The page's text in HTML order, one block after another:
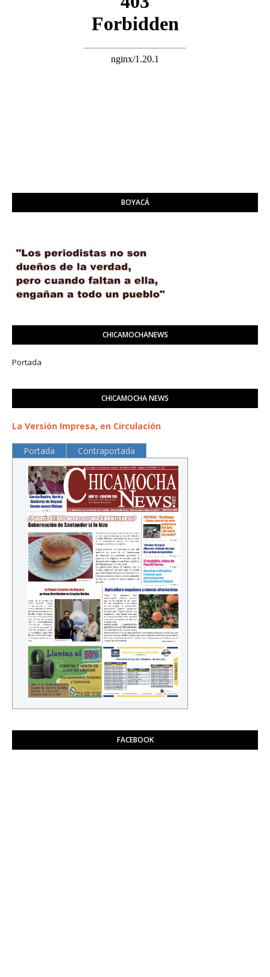
BOYACÁ
CHICAMOCHANEWS
Portada
CHICAMOCHA NEWS
La Versión Impresa, en Circulación
Portada Contraportada
FACEBOOK